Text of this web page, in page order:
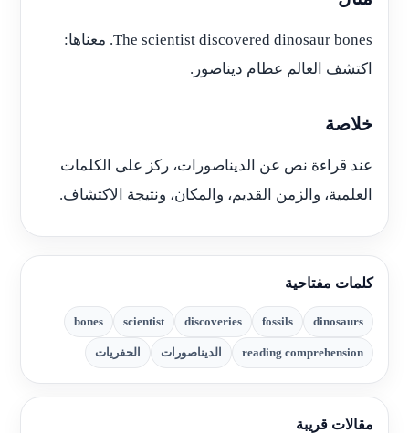
The scientist discovered dinosaur bones. معناها:
اكتشف العالم عظام ديناصور.
خلاصة
عند قراءة نص عن الديناصورات، ركز على الكلمات
العلمية، والزمن القديم، والمكان، ونتيجة الاكتشاف.
كلمات مفتاحية
dinosaurs
fossils
discoveries
scientist
bones
reading comprehension الديناصورات الحفريات
مقالات قريبة